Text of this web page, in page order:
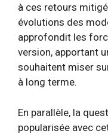
à ces retours
évolutions des
approfondit les
version, apportant
souhaitent miser
à long terme.
En parallèle, la
popularisée avec